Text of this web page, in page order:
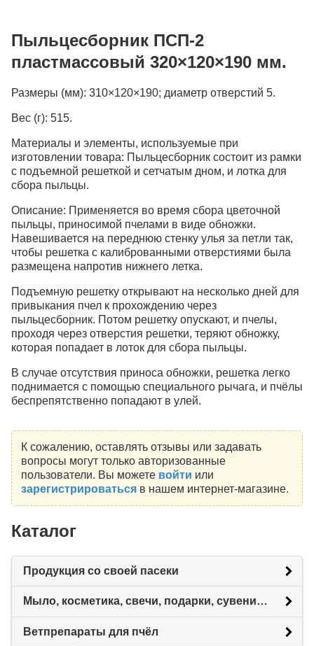
Пыльцесборник ПСП-2
пластмассовый 320×120×190 мм.
Размеры (мм): 310×120×190; диаметр отверстий 5.
Вес (г): 515.
Материалы и элементы, используемые при
изготовлении товара: Пыльцесборник состоит из рамки
с подъемной решеткой и сетчатым дном, и лотка для
сбора пыльцы.
Описание: Применяется во время сбора цветочной
пыльцы, приносимой пчелами в виде обножки.
Навешивается на переднюю стенку улья за петли так,
чтобы решетка с калиброванными отверстиями была
размещена напротив нижнего летка.
Подъемную решетку открывают на несколько дней для
привыкания пчел к прохождению через
пыльцесборник. Потом решетку опускают, и пчелы,
проходя через отверстия решетки, теряют обножку,
которая попадает в лоток для сбора пыльцы.
В случае отсутствия приноса обножки, решетка легко
поднимается с помощью специального рычага, и пчёлы
беспрепятственно попадают в улей.
К сожалению, оставлять отзывы или задавать
вопросы могут только авторизованные
пользователи. Вы можете войти или
зарегистрироватьсяв нашем интернет-магазине.
Каталог
Продукция со своей пасеки
Мыло, косметика, свечи, подарки, сувениры.
Ветпрепараты для пчёл